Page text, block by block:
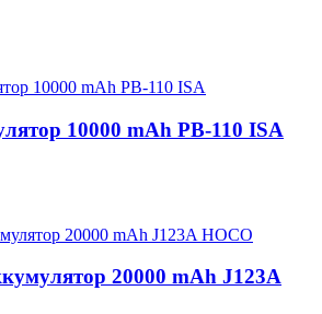
10000 mAh PB-110 ISA
20000 mAh J123A